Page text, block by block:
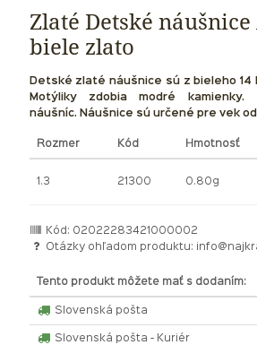
Zlaté Detské
biele zlato
Detské zlaté náušnice sú z bieleho 14
Motýliky zdobia modré
náušníc. Náušnice sú určené pre vek
Rozmer Kód Hmotnosť
1.3 21300 0.80g
Kód: 02022283421000002
Otázky ohľadom produktu:
Tento produkt môžete mať s dodaním:
Slovenská pošta
Slovenská pošta - Kuriér